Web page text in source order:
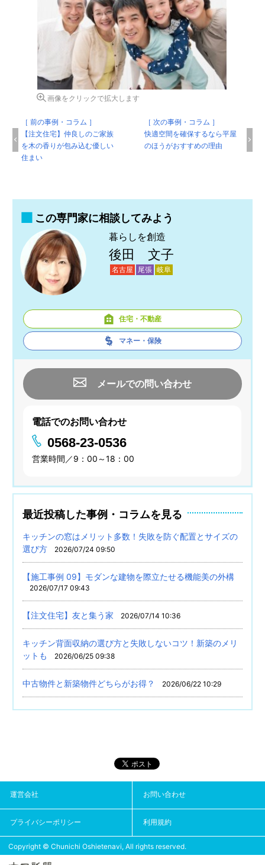
画像をクリックで拡大します
［ 前の事例・コラム ］
【注文住宅】仲良しのご家族
を木の香りが包み込む優しい
住まい
［ 次の事例・コラム ］
快適空間を確保するなら平屋
のほうがおすすめの理由
この専門家に相談してみよう
暮らしを創造
後田 文子
名古屋 尾張 岐阜
住宅・不動産
マネー・保険
メールでの問い合わせ
電話でのお問い合わせ
0568-23-0536
営業時間／9：00～18：00
最近投稿した事例・コラムを見る
キッチンの窓はメリット多数！失敗を防ぐ配置とサイズの
選び方
2026/07/24 09:50
【施工事例 09】モダンな建物を際立たせる機能美の外構
2026/07/17 09:43
【注文住宅】友と集う家 2026/07/14 10:36
キッチン背面収納の選び方と失敗しないコツ！新築のメリ
ットも
2026/06/25 09:38
中古物件と新築物件どちらがお得？ 2026/06/22 10:29
運営会社 お問い合わせ
プライバシーポリシー 利用規約
Copyright © Chunichi Oshietenavi, All rights reserved.